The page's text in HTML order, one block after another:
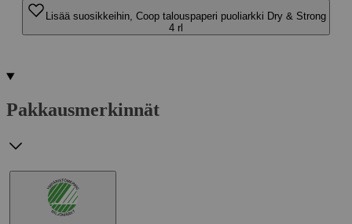
Lisää suosikkeihin, Coop talouspaperi puoliarkki Dry & Strong
4 rl
Pakkausmerkinnät